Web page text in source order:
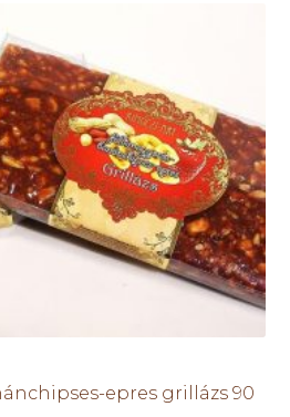
epres grillázs 90